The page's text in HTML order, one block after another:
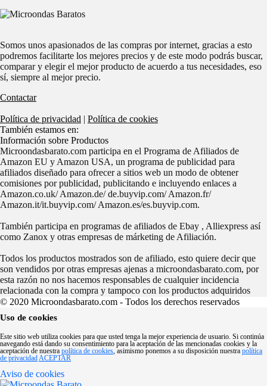
Somos unos apasionados de las compras por internet, gracias a esto
podremos facilitarte los mejores precios y de este modo podrás buscar,
comparar y elegir el mejor producto de acuerdo a tus necesidades, eso
sí, siempre al mejor precio.
Contactar
Política de privacidad | Política de cookies
También estamos en:
Información sobre Productos
Microondasbarato.com participa en el Programa de Afiliados de
Amazon EU y Amazon USA, un programa de publicidad para
afiliados diseñado para ofrecer a sitios web un modo de obtener
comisiones por publicidad, publicitando e incluyendo enlaces a
Amazon.co.uk/ Amazon.de/ de.buyvip.com/ Amazon.fr/
Amazon.it/it.buyvip.com/ Amazon.es/es.buyvip.com.
También participa en programas de afiliados de Ebay , Alliexpress así
como Zanox y otras empresas de márketing de Afiliación.
Todos los productos mostrados son de afiliado, esto quiere decir que
son vendidos por otras empresas ajenas a microondasbarato.com, por
esta razón no nos hacemos responsables de cualquier incidencia
relacionada con la compra y tampoco con los productos adquiridos
© 2020 Microondasbarato.com - Todos los derechos reservados
Uso de cookies
Este sitio web utiliza cookies para que usted tenga la mejor experiencia de usuario. Si continúa
navegando está dando su consentimiento para la aceptación de las mencionadas cookies y la
aceptación de nuestra política de cookies, asimismo ponemos a su disposición nuestra política
de privacidadACEPTAR
Aviso de cookies